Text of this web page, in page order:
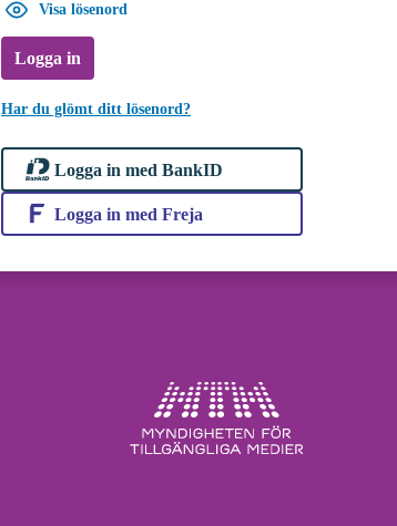
Visa lösenord
Logga in
Har du glömt ditt lösenord?
Logga in med BankID
Logga in med Freja